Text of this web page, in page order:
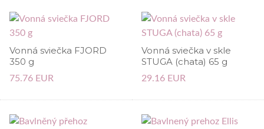
Vonná sviečka FJORD
350 g
75.76 EUR
Vonná sviečka v skle
STUGA (chata) 65 g
29.16 EUR